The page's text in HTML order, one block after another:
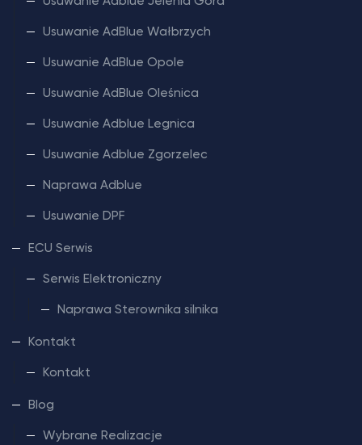
Usuwanie AdBlue Wałbrzych
Usuwanie AdBlue Opole
Usuwanie AdBlue Oleśnica
Usuwanie Adblue Legnica
Usuwanie Adblue Zgorzelec
Naprawa Adblue
Usuwanie DPF
ECU Serwis
Serwis Elektroniczny
Naprawa Sterownika silnika
Kontakt
Kontakt
Blog
Wybrane Realizacje